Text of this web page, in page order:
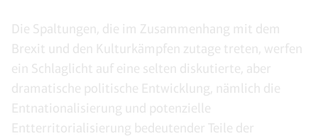
Die Spaltungen, die im Zusammenhang mit dem
Brexit und den Kulturkämpfen zutage treten, werfen
ein Schlaglicht auf eine selten diskutierte, aber
dramatische politische Entwicklung, nämlich die
Entnationalisierung und potenzielle
Entterritorialisierung bedeutender Teile der